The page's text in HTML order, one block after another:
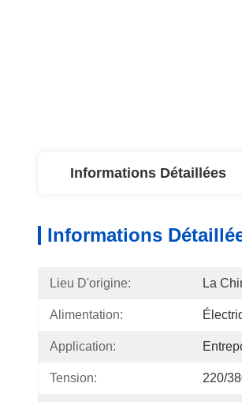
Informations Détaillées
Informations
Lieu D'origine: La
Alimentation:
Application:
Tension: 220/